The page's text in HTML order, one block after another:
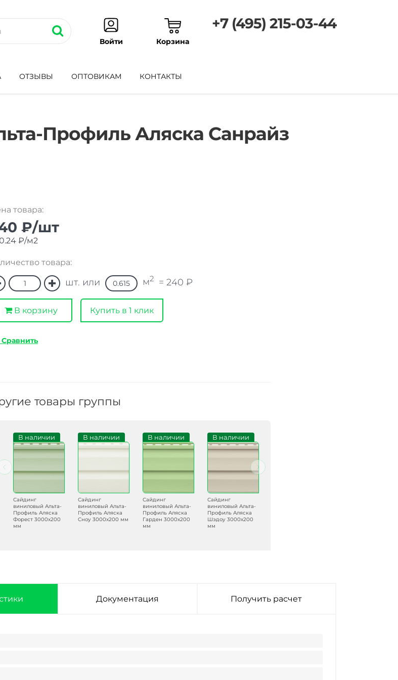
Войти Корзина
+7 (495) 215-03-44
ОТЗЫВЫ ОПТОВИКАМ КОНТАКТЫ
Профиль Аляска Санрайз
товара:
₽/шт
₽/м2
товара:
шт. или м2 = 240 ₽
В корзину Купить в 1 клик
Сравнить
товары группы
В наличии
Сайдинг
виниловый Альта-
Профиль Аляска
Форест 3000х200
мм
В наличии
Сайдинг
виниловый Альта-
Профиль Аляска
Сноу 3000х200 мм
В наличии
Сайдинг
виниловый Альта-
Профиль Аляска
Гарден 3000х200
мм
В наличии
Сайдинг
виниловый Альта-
Профиль Аляска
Шэдоу 3000х200
мм
Документация Получить расчет